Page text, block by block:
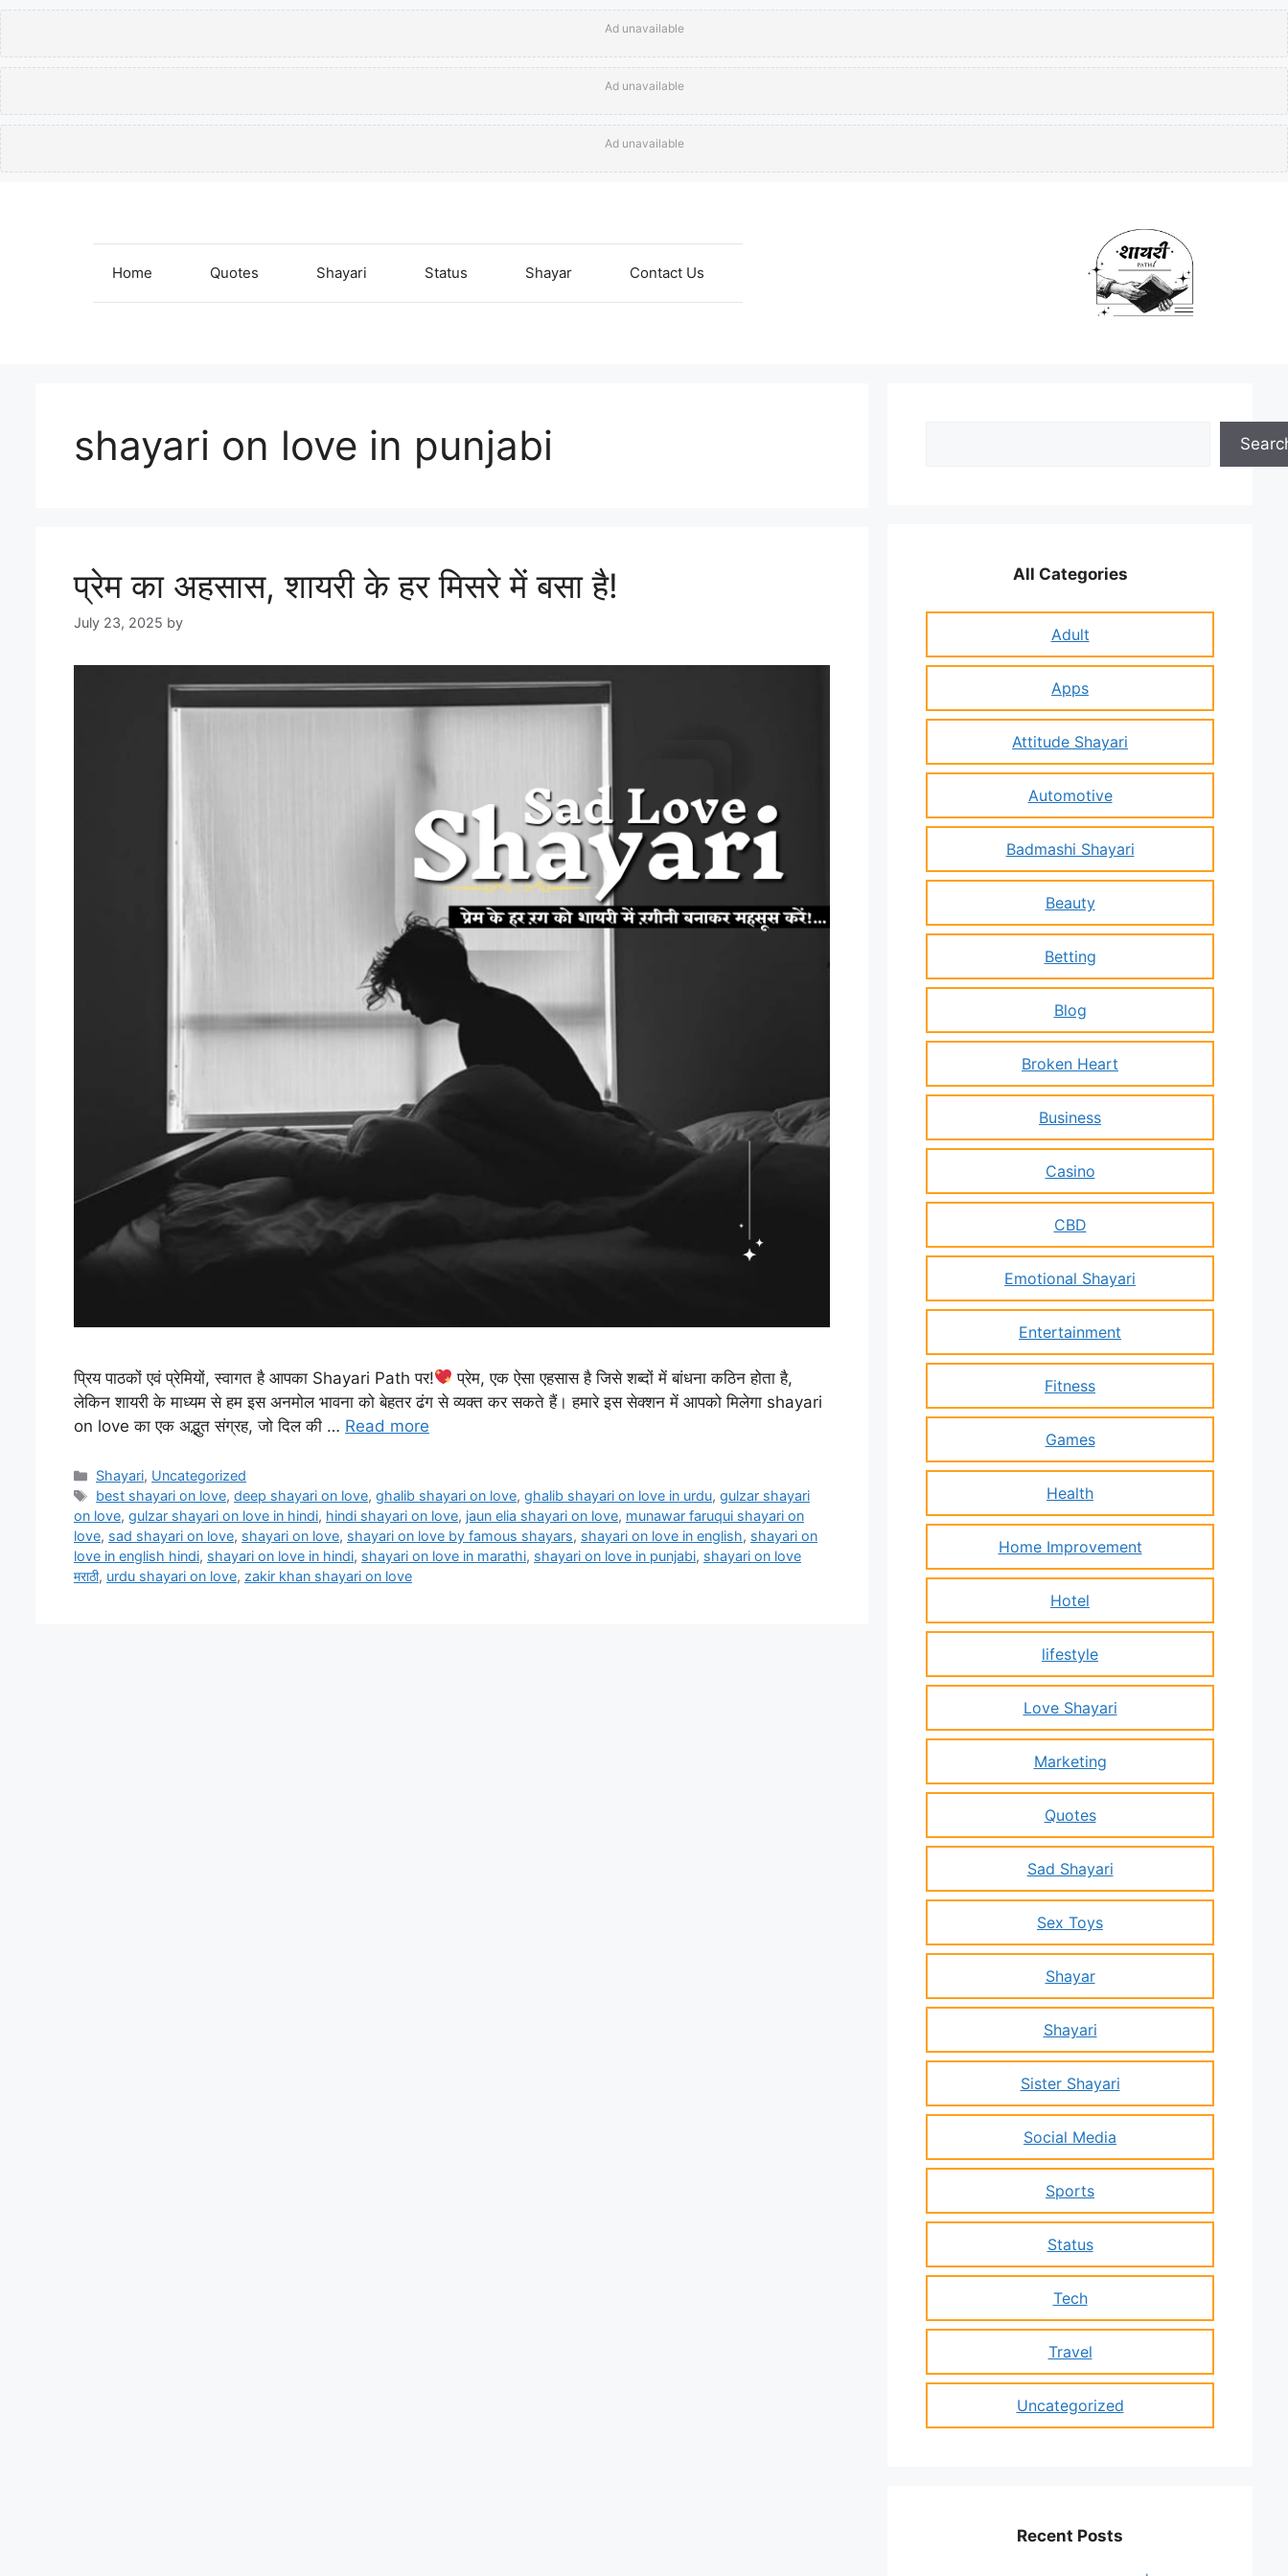
Ad unavailable
Ad unavailable
Ad unavailable
Home Quotes Shayari Status Shayar Contact Us
shayari on love in punjabi
प्रेम का अहसास, शायरी के हर मिसरे में बसा है!
July 23, 2025 by
प्रिय पाठकों एवं प्रेमियों, स्वागत है आपका Shayari Path पर!
प्रेम, एक ऐसा एहसास है जिसे शब्दों में बांधना कठिन होता है,
लेकिन शायरी के माध्यम से हम इस अनमोल भावना को बेहतर ढंग से व्यक्त कर सकते हैं। हमारे इस सेक्शन में आपको मिलेगा shayari
on love का एक अद्भुत संग्रह, जो दिल की … Read more
Categories
Shayari, Uncategorized
Tags
best shayari on love,deep shayari on love,ghalib shayari on love,ghalib shayari on love in urdu,gulzar shayari
on love, gulzar shayari on love in hindi, hindi shayari on love, jaun elia shayari on love, munawar faruqui shayari on
love, sad shayari on love, shayari on love, shayari on love by famous shayars, shayari on love in english, shayari on
love in english hindi, shayari on love in hindi, shayari on love in marathi, shayari on love in punjabi, shayari on love
मराठी, urdu shayari on love, zakir khan shayari on love
All Categories
Adult
Apps
Attitude Shayari
Automotive
Badmashi Shayari
Beauty
Betting
Blog
Broken Heart
Business
Casino
CBD
Emotional Shayari
Entertainment
Fitness
Games
Health
Home Improvement
Hotel
lifestyle
Love Shayari
Marketing
Quotes
Sad Shayari
Sex Toys
Shayar
Shayari
Sister Shayari
Social Media
Sports
Status
Tech
Travel
Uncategorized
Recent Posts